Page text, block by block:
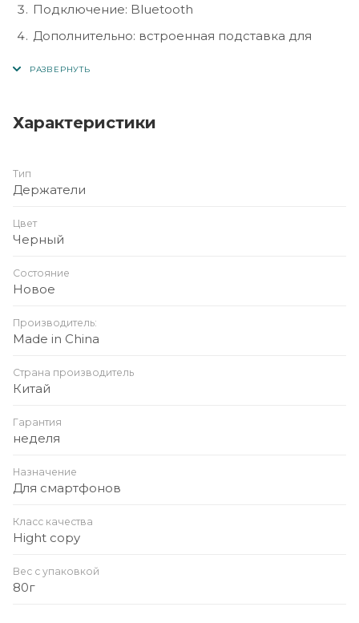
Подключение: Bluetooth
Дополнительно: встроенная подставка для
с Bluetooth.
Характеристики
Тип
Держатели
Цвет
Черный
Состояние
Новое
Производитель:
Made in China
Страна производитель
Китай
Гарантия
неделя
Назначение
Для смартфонов
Класс качества
Hight copy
Вес с упаковкой
80г